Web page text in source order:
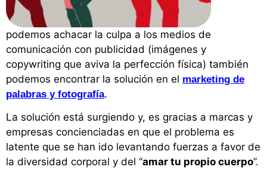
podemos achacar la culpa a los medios de
comunicación con publicidad (imágenes y
copywriting que aviva la perfección física) también
podemos encontrar la solución en el marketing de
palabras y fotografía.
La solución está surgiendo y, es gracias a marcas y
empresas concienciadas en que el problema es
latente que se han ido levantando fuerzas a favor de
la diversidad corporal y del “amar tu propio cuerpo”.